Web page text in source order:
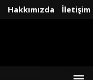
Hakkımızda İletişim